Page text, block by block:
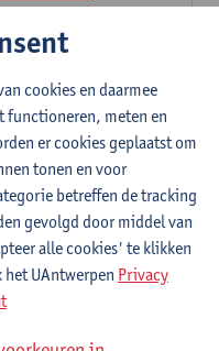
Christine Lippens
cookies en daarmee
functioneren, meten en
er cookies geplaatst om
tonen en voor
betreffen de tracking
gevolgd door middel van
alle cookies' te klikken
het UAntwerpen Privacy